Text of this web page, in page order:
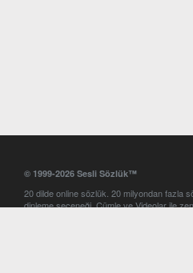
© 1999-2026 Sesli Sözlük™
20 dilde online sözlük. 20 milyondan fazla
dinleme seçeneği. Cümle ve Videolar ile